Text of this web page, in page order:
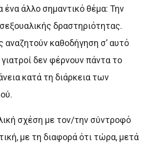
ένα άλλο σημαντικό θέμα: Την
δραστηριότητας.
αναζητούν καθοδήγηση σ’ αυτό
δεν φέρνουν πάντα το
κατά τη διάρκεια των
σχέση με τον/την σύντροφό
με τη διαφορά ότι τώρα, μετά